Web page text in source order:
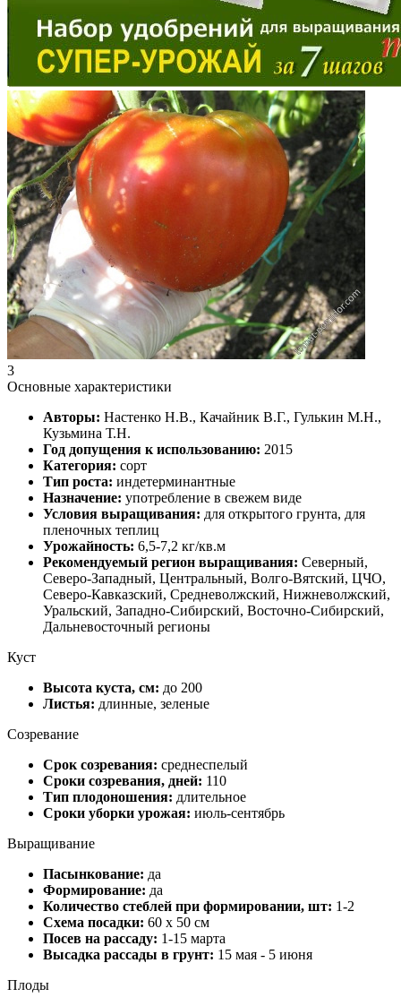
3
Основные характеристики
Авторы: Настенко Н.В., Качайник В.Г., Гулькин М.Н.,
Кузьмина Т.Н.
Год допущения к использованию: 2015
Категория: сорт
Тип роста: индетерминантные
Назначение: употребление в свежем виде
Условия выращивания: для открытого грунта, для
пленочных теплиц
Урожайность: 6,5-7,2 кг/кв.м
Рекомендуемый регион выращивания: Северный,
Северо-Западный, Центральный, Волго-Вятский, ЦЧО,
Северо-Кавказский, Средневолжский, Нижневолжский,
Уральский, Западно-Сибирский, Восточно-Сибирский,
Дальневосточный регионы
Куст
Высота куста, см: до 200
Листья: длинные, зеленые
Созревание
Срок созревания: среднеспелый
Сроки созревания, дней: 110
Тип плодоношения: длительное
Сроки уборки урожая: июль-сентябрь
Выращивание
Пасынкование: да
Формирование: да
Количество стеблей при формировании, шт: 1-2
Схема посадки: 60 х 50 см
Посев на рассаду: 1-15 марта
Высадка рассады в грунт: 15 мая - 5 июня
Плоды